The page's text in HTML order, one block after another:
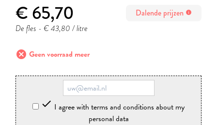
€ 65,70 Dalende prijzen info
De fles - € 43,80 / litre
cancel Geen voorraad meer
 I agree with terms and conditions about my
personal data